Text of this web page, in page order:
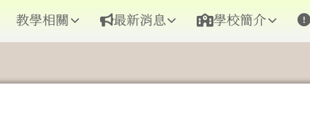
教學相關 最新消息 學校簡介